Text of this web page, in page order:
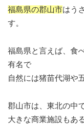
福島県の郡山市はう
す。
福島県と言えば、食
有名で
自然には猪苗代湖や
郡山市は、東北の中
大きな商業施設もあ